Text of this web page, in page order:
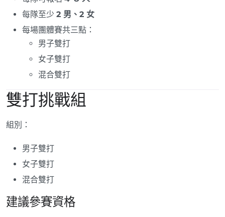
每隊至少 2 男、2 女
每場團體賽共三點：
男子雙打
女子雙打
混合雙打
雙打挑戰組
組別：
男子雙打
女子雙打
混合雙打
建議參賽資格